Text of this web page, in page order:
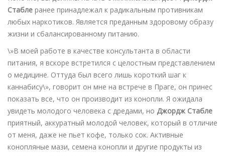
Стабле ранее принадлежал к радикальным противникам
любых наркотиков. Является преданным здоровому образу
жизни и сбалансированному питанию.
\»В моей работе в качестве консультанта в области
питания, я вскоре встретился с целостным представлением
о медицине. Оттуда был всего лишь короткий шаг к
каннабису\», говорит он мне на встрече в Праге, он принес
показать все, что он производит из конопли. Я ожидала
увидеть молодого человека с дредами, но Джордж Стабле
приятный, аккуратный молодой человек, который в отличие
от меня, даже не пьет кофе, только сок. Активные
конопляные мази, семена конопли и другие продукты из